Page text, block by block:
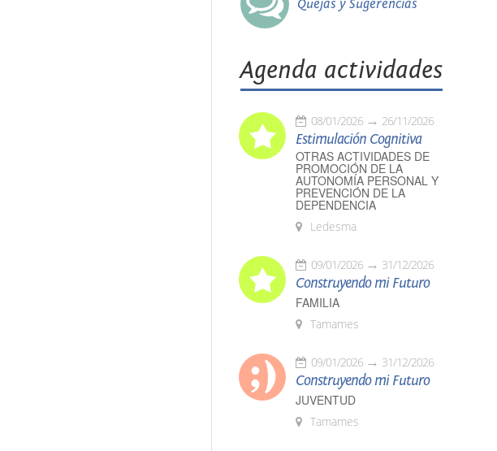
Quejas y Sugerencias
Agenda actividades
08/01/2026 26/11/2026
Estimulación Cognitiva
OTRAS ACTIVIDADES DE
PROMOCIÓN DE LA
AUTONOMÍA PERSONAL Y
PREVENCIÓN DE LA
DEPENDENCIA
Ledesma
09/01/2026 31/12/2026
Construyendo mi Futuro
FAMILIA
Tamames
09/01/2026 31/12/2026
Construyendo mi Futuro
JUVENTUD
Tamames